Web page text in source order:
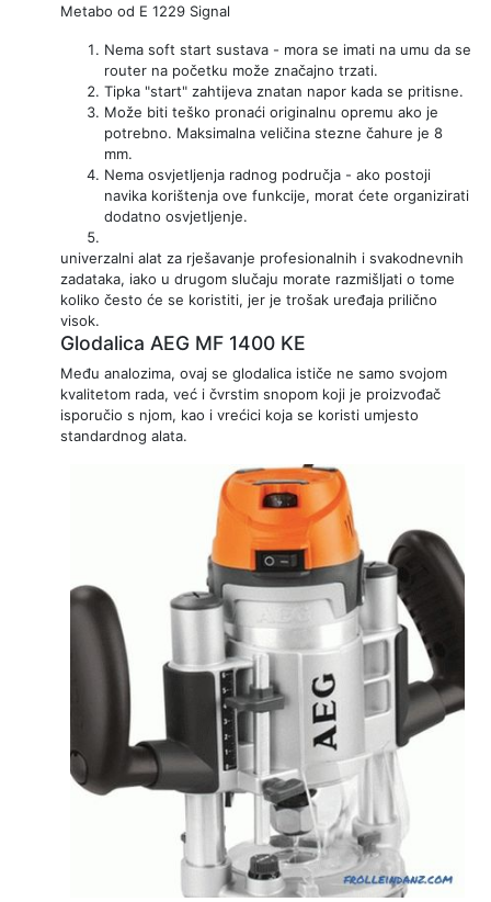
Metabo od E 1229 Signal
Nema soft start sustava - mora se imati na umu da se
router na početku može značajno trzati.
Tipka "start" zahtijeva znatan napor kada se pritisne.
Može biti teško pronaći originalnu opremu ako je
potrebno. Maksimalna veličina stezne čahure je 8
mm.
Nema osvjetljenja radnog područja - ako postoji
navika korištenja ove funkcije, morat ćete organizirati
dodatno osvjetljenje.
univerzalni alat za rješavanje profesionalnih i svakodnevnih
zadataka, iako u drugom slučaju morate razmišljati o tome
koliko često će se koristiti, jer je trošak uređaja prilično
visok.
Glodalica AEG MF 1400 KE
Među analozima, ovaj se glodalica ističe ne samo svojom
kvalitetom rada, već i čvrstim snopom koji je proizvođač
isporučio s njom, kao i vrećici koja se koristi umjesto
standardnog alata.